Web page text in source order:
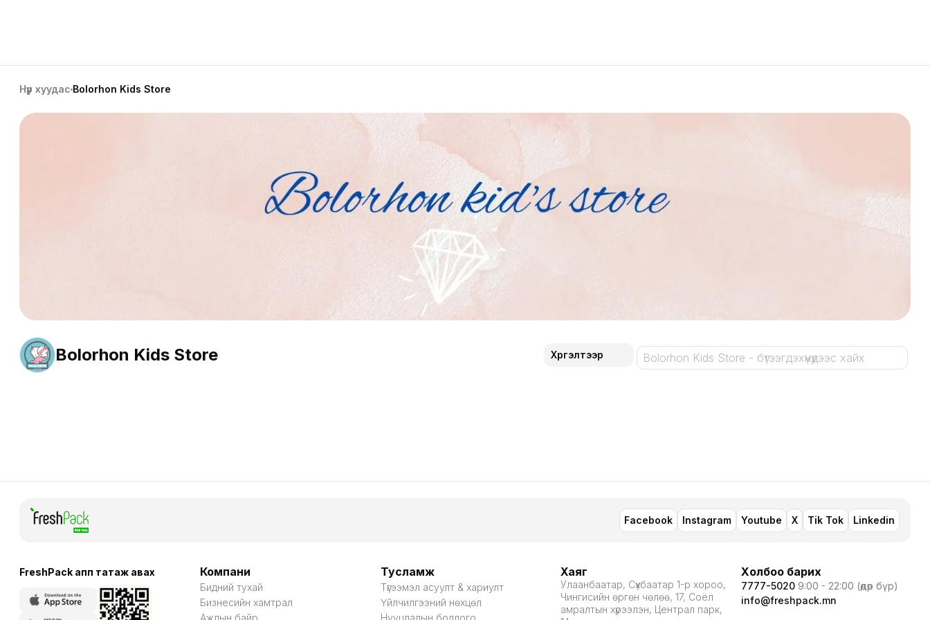
Нүүр хуудас Bolorhon Kids Store
Bolorhon Kids Store Хүргэлтээр
Facebook Instagram Youtube X Tik Tok Linkedin
FreshPack апп татаж авaх Компани
Бидний тухай
Бизнесийн хамтрал
Ажлын байр
Тусламж
Түгээмэл асуулт & хариулт
Үйлчилгээний нөхцөл
Нууцлалын бодлого
Хаяг
Улаанбаатар, Сүхбаатар 1-р хороо,
Чингисийн өргөн чөлөө, 17, Соёл
амралтын хүрээлэн, Централ парк,
Холбоо барих
7777-5020 9:00 - 22:00 (өдөр бүр)
info@freshpack.mn